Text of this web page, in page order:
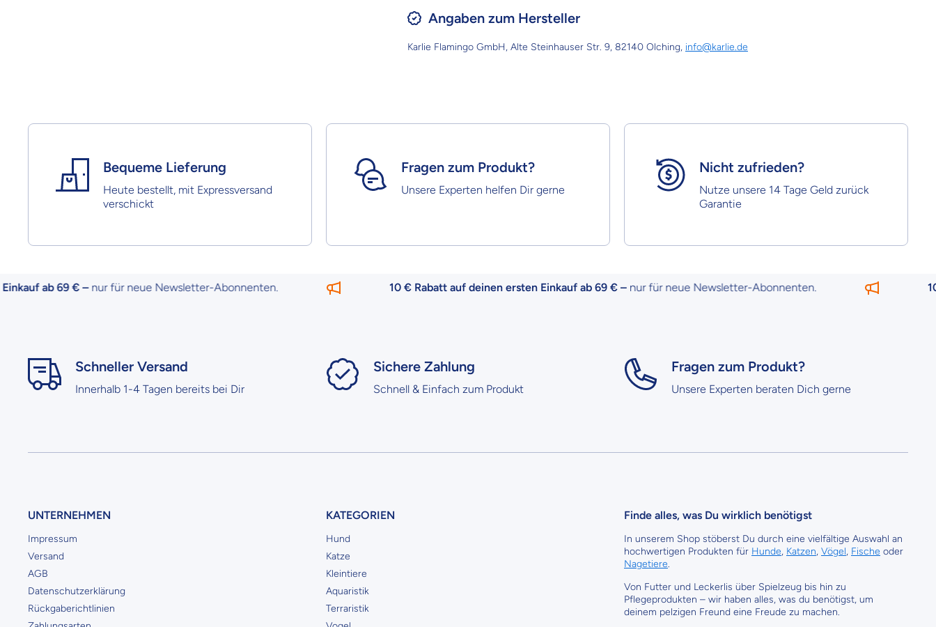
Angaben zum Hersteller
Karlie Flamingo GmbH, Alte Steinhauser Str. 9, 82140 Olching, info@karlie.de
Bequeme Lieferung
Heute bestellt, mit Expressversand
verschickt
Fragen zum Produkt?
Unsere Experten helfen Dir gerne
Nicht zufrieden?
Nutze unsere 14 Tage Geld zurück
Garantie
ab 69 € –nur für neue Newsletter-Abonnenten. 10 € Rabatt auf deinen ersten Einkauf ab 69 € –nur für neue Newsletter-Abonnenten. 10 €
Schneller Versand
Innerhalb 1-4 Tagen bereits bei Dir
Sichere Zahlung
Schnell & Einfach zum Produkt
Fragen zum Produkt?
Unsere Experten beraten Dich gerne
UNTERNEHMEN
Impressum
Versand
AGB
Datenschutzerklärung
Rückgaberichtlinien
KATEGORIEN
Hund
Katze
Kleintiere
Aquaristik
Terraristik
Finde alles, was Du wirklich benötigst
In unserem Shop stöberst Du durch eine vielfältige Auswahl an
hochwertigen Produkten für Hunde, Katzen, Vögel, Fische oder
Nagetiere.
Von Futter und Leckerlis über Spielzeug bis hin zu
Pflegeprodukten – wir haben alles, was du benötigst, um
deinem pelzigen Freund eine Freude zu machen.